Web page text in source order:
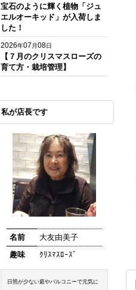
宝石のように輝く植物「ジュ
エルオーキッド」が入荷しま
した！
2026年07 月08日
【７月のクリスマスローズの
育て方・栽培管理】
私が店長です
名前
大友由美子
趣味
ｸﾘｽﾏｽﾛｰｽﾞ
日照が少ない庭やバルコニーで元気に